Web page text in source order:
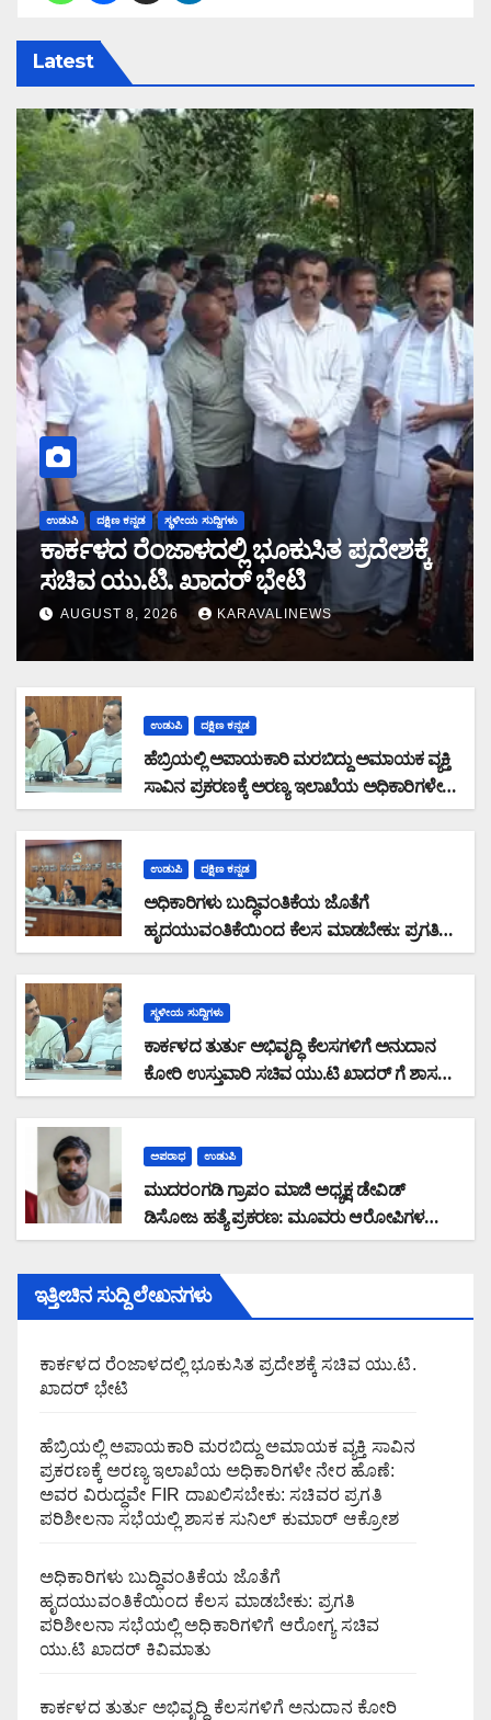
Latest
ಉಡುಪಿ ದಕ್ಷಿಣ ಕನ್ನಡ ಸ್ಥಳೀಯ ಸುದ್ದಿಗಳು
ಕಾರ್ಕಳದ ರೆಂಜಾಳದಲ್ಲಿ ಭೂಕುಸಿತ ಪ್ರದೇಶಕ್ಕೆ
ಸಚಿವ ಯು.ಟಿ. ಖಾದರ್ ಭೇಟಿ
AUGUST 8, 2026 KARAVALINEWS
ಉಡುಪಿ ದಕ್ಷಿಣ ಕನ್ನಡ
ಹೆಬ್ರಿಯಲ್ಲಿ ಅಪಾಯಕಾರಿ ಮರಬಿದ್ದು ಅಮಾಯಕ ವ್ಯಕ್ತಿ
ಸಾವಿನ ಪ್ರಕರಣಕ್ಕೆ ಅರಣ್ಯ ಇಲಾಖೆಯ ಅಧಿಕಾರಿಗಳೇ
ನೇರ ಹೊಣೆ: ಅವರ ವಿರುದ್ಧವೇ FIR ದಾಖಲಿಸಬೇಕು:
ಕುಮಾರ್ ಆಕ್ರೋಶ
ಉಡುಪಿ ದಕ್ಷಿಣ ಕನ್ನಡ
ಅಧಿಕಾರಿಗಳು ಬುದ್ಧಿವಂತಿಕೆಯ ಜೊತೆಗೆ
ಹೃದಯುವಂತಿಕೆಯಿಂದ ಕೆಲಸ ಮಾಡಬೇಕು: ಪ್ರಗತಿ
ಪರಿಶೀಲನಾ ಸಭೆಯಲ್ಲಿ ಅಧಿಕಾರಿಗಳಿಗೆ ಆರೋಗ್ಯ
ಸ್ಥಳೀಯ ಸುದ್ದಿಗಳು
ಕಾರ್ಕಳದ ತುರ್ತು ಅಭಿವೃದ್ಧಿ ಕೆಲಸಗಳಿಗೆ ಅನುದಾನ
ಕೋರಿ ಉಸ್ತುವಾರಿ ಸಚಿವ ಯು.ಟಿ ಖಾದರ್ ಗೆ ಶಾಸಕ
ಸುನಿಲ್‌ ಕುಮಾರ್‌ ಮನವಿ
ಅಪರಾಧ ಉಡುಪಿ
ಮುದರಂಗಡಿ ಗ್ರಾಪಂ ಮಾಜಿ ಅಧ್ಯಕ್ಷ ಡೇವಿಡ್
ಡಿಸೋಜ ಹತ್ಯೆ ಪ್ರಕರಣ: ಮೂವರು ಆರೋಪಿಗಳ
ಬಂಧನ
ಇತ್ತೀಚಿನ ಸುದ್ದಿ ಲೇಖನಗಳು
ಕಾರ್ಕಳದ ರೆಂಜಾಳದಲ್ಲಿ ಭೂಕುಸಿತ ಪ್ರದೇಶಕ್ಕೆ ಸಚಿವ ಯು.ಟಿ.
ಖಾದರ್ ಭೇಟಿ
ಹೆಬ್ರಿಯಲ್ಲಿ ಅಪಾಯಕಾರಿ ಮರಬಿದ್ದು ಅಮಾಯಕ ವ್ಯಕ್ತಿ ಸಾವಿನ
ಪ್ರಕರಣಕ್ಕೆ ಅರಣ್ಯ ಇಲಾಖೆಯ ಅಧಿಕಾರಿಗಳೇ ನೇರ ಹೊಣೆ:
ಅವರ ವಿರುದ್ಧವೇ FIR ದಾಖಲಿಸಬೇಕು: ಸಚಿವರ ಪ್ರಗತಿ
ಪರಿಶೀಲನಾ ಸಭೆಯಲ್ಲಿ ಶಾಸಕ ಸುನಿಲ್ ಕುಮಾರ್ ಆಕ್ರೋಶ
ಅಧಿಕಾರಿಗಳು ಬುದ್ಧಿವಂತಿಕೆಯ ಜೊತೆಗೆ
ಹೃದಯುವಂತಿಕೆಯಿಂದ ಕೆಲಸ ಮಾಡಬೇಕು: ಪ್ರಗತಿ
ಪರಿಶೀಲನಾ ಸಭೆಯಲ್ಲಿ ಅಧಿಕಾರಿಗಳಿಗೆ ಆರೋಗ್ಯ ಸಚಿವ
ಯು.ಟಿ ಖಾದರ್ ಕಿವಿಮಾತು
ಕಾರ್ಕಳದ ತುರ್ತು ಅಭಿವೃದ್ಧಿ ಕೆಲಸಗಳಿಗೆ ಅನುದಾನ ಕೋರಿ